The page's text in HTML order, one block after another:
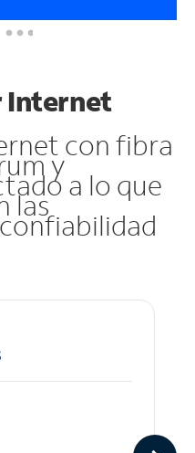
Internet
con fibra
y
a lo que
las